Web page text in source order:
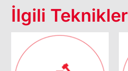
İlgili Teknikler
Kalite